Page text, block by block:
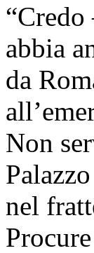
abbia
da
Non
nel